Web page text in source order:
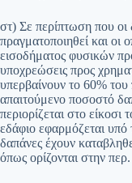
στ) Σε περίπτωση που οι
πραγματοποιηθεί και οι
εισοδήματος φυσικών
υποχρεώσεις προς
υπερβαίνουν το 60%
απαιτούμενο ποσοστό
περιορίζεται στο
εδάφιο εφαρμόζεται
δαπάνες έχουν
όπως ορίζονται στην